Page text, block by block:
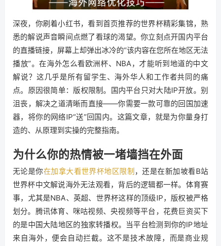
深夜，你刷着小红书，看到首页推荐的世界杯精彩集锦，熟
悉的解说声音瞬间点燃了看球的渴望。你立刻点开国内平台
的直播链接，屏幕上却弹出冰冷的“该内容在您所在地区无法
播放”。在海外怎么看欧洲杯、NBA，才能听到地道的中文
解说？这几乎是所有留学生、海外华人和工作者共同的痛
点。原因很简单：版权限制。国内平台只对大陆IP开放。别
沮丧，解决之道清晰而直接——你需要一款可靠的回国加速
器，将你的网络IP“送”回国内。这篇文章，就是为你量身打
造的、从原理到实操的完整指南。
为什么你的热情被一堵墙挡在外面
无论是你在加拿大看世界杯地区限制，还是在新加坡看B站
世界杯中文解说海外无法观看，背后的逻辑都一样。体育赛
事，尤其是NBA、英超、世界杯这样的顶级IP，版权被严格
划分。腾讯体育、咪咕视频、央视频等平台，花费巨资买下
的是中国大陆地区的独家转播权。当平台检测到你的IP地址
来自海外，便会自动拦截。这不是技术故障，而是商业规